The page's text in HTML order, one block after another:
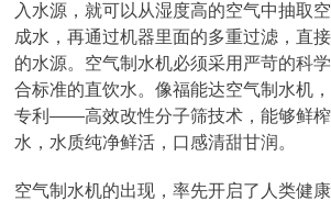
入水源，就可以从湿度高的空气中抽取
成水，再通过机器里面的多重过滤，直
的水源。空气制水机必须采用严苛的科
合标准的直饮水。像福能达空气制水机
专利——高效改性分子筛技术，能够鲜
水，水质纯净鲜活，口感清甜甘润。
空气制水机的出现，率先开启了人类健